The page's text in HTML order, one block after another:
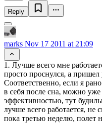
Reply
marks Nov 17 2011 at 21:09
1. Лучше всего мне
просто проснулся, а
Соответственно, если я
в себя после сна, можно уже
эффективностью, тут
лучше всего работается, не
пока третью неделю, полет